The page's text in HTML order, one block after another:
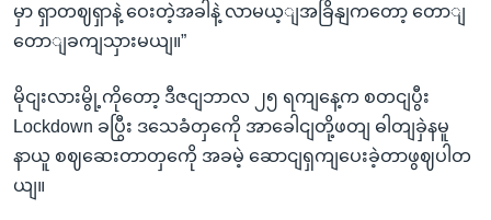
မှာ ရှာတဈရှာနဲ့ ဝေးတဲ့အခါနဲ့ လာမယ့ျအခြိနျကတော့ တောျ
တောျခကျသှားမယျ။”
မိုငျးလားမွို့ကိုတော့ ဒီဇငျဘာလ ၂၅ ရကျနေ့က စတငျပွီး
Lockdown ခပြွီး ဒသေခံတှကေို အာခေါငျတို့ဖတျ ဓါတျခှဲနမူ
နာယူ စဈဆေးတာတှကေို အခမဲ့ ဆောငျရှကျပေးခဲ့တာဖွဈပါတ
ယျ။